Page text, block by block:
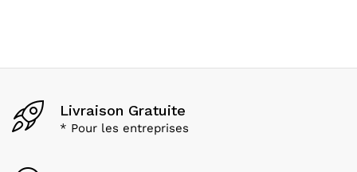
Livraison Gratuite
* Pour les entreprises